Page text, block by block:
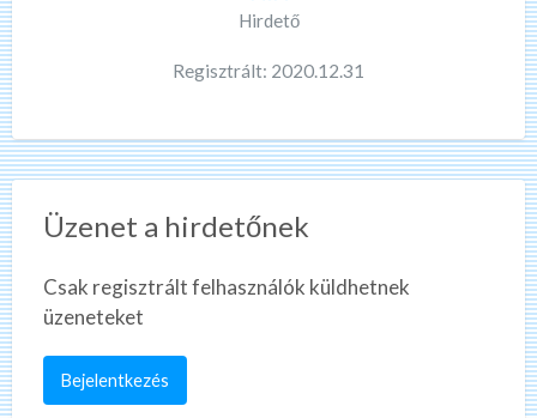
Hirdető
Regisztrált: 2020.12.31
Üzenet a hirdetőnek
Csak regisztrált felhasználók küldhetnek
üzeneteket
Bejelentkezés